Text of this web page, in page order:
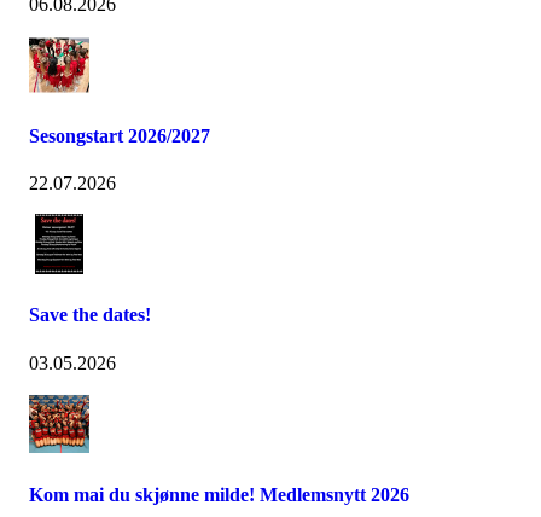
Sesongstart 2026/2027
22.07.2026
Save the dates!
03.05.2026
Kom mai du skjønne milde! Medlemsnytt 2026